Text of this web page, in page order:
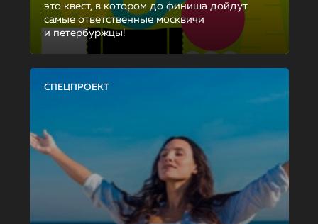
это квест, в котором до финиша дойдут
самые ответственные москвичи
и петербуржцы!
СПЕЦПРОЕКТ